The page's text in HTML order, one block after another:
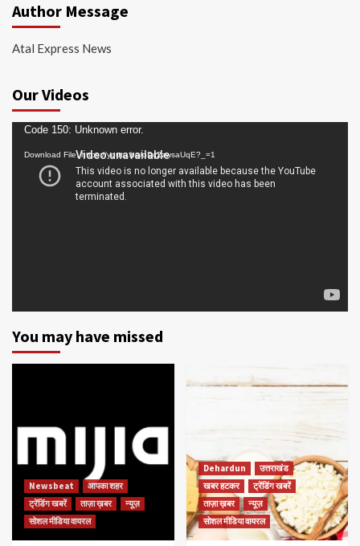
Author Message
Atal Express News
Our Videos
Video
Player
Code 150: Unknown error.
Download File: https://youtu.be/oDc2zwsaUqE?_=1
You may have missed
Newsbeat
आपका शहर
ट्रेंडिंग खबरें
ताज़ा ख़बर
न्यूज़
सोशल मीडिया वायरल
Dehardun
उत्तराखंड
खबर हटकर
ट्रेंडिंग खबरें
ताज़ा ख़बर
न्यूज़
सोशल मीडिया वायरल